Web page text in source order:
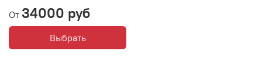
От 34000 руб
Выбрать